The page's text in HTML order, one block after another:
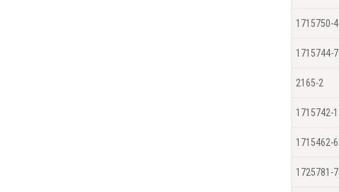
1715750-4
1715744-7
2165-2
1715742-1
1715462-6
1725781-7